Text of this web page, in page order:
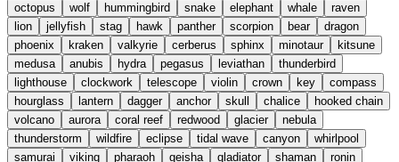
octopus
wolf hummingbird snake elephant whale
raven
lion
jellyfish stag hawk panther scorpion bear
dragon
phoenix
kraken valkyrie cerberus sphinx minotaur
kitsune
medusa
anubis hydra pegasus leviathan
thunderbird
lighthouse
clockwork telescope violin crown key
compass
hourglass
lantern dagger anchor skull chalice
hooked chain
volcano
aurora coral reef redwood glacier
nebula
thunderstorm
wildfire eclipse tidal wave canyon
whirlpool
samurai
viking pharaoh geisha gladiator shaman
ronin